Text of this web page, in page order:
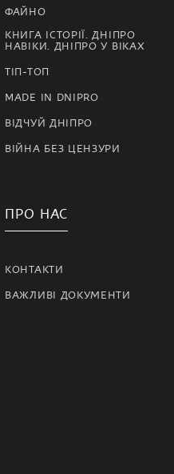
ФАЙНО
КНИГА ІСТОРІЇ. ДНІПРО
НАВІКИ. ДНІПРО У ВІКАХ
ТІП-ТОП
MADE IN DNIPRO
ВІДЧУЙ ДНІПРО
ВІЙНА БЕЗ ЦЕНЗУРИ
ПРО НАС
КОНТАКТИ
ВАЖЛИВІ ДОКУМЕНТИ